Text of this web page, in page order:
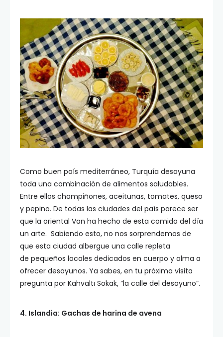
Como buen país mediterráneo, Turquía desayuna
toda una combinación de alimentos saludables.
Entre ellos champiñones, aceitunas, tomates, queso
y pepino. De todas las ciudades del país parece ser
que la oriental Van ha hecho de esta comida del día
un arte. Sabiendo esto, no nos sorprendemos de
que esta ciudad albergue una calle repleta
de pequeños locales dedicados en cuerpo y alma a
ofrecer desayunos. Ya sabes, en tu próxima visita
pregunta por Kahvaltı Sokak, “la calle del desayuno”.
4. Islandia: Gachas de harina de avena